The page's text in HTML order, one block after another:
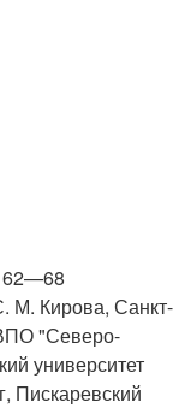
62—68
М. Кирова, Санкт-
"Северо-
университет
Пискаревский